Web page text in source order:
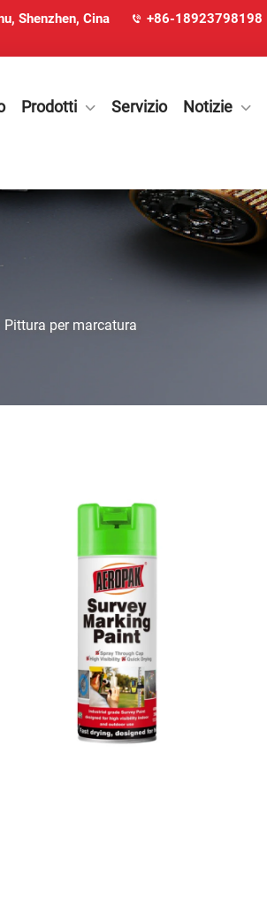
Shenzhen, Cina +86-18923798198
Prodotti Servizio Notizie
Pittura per marcatura